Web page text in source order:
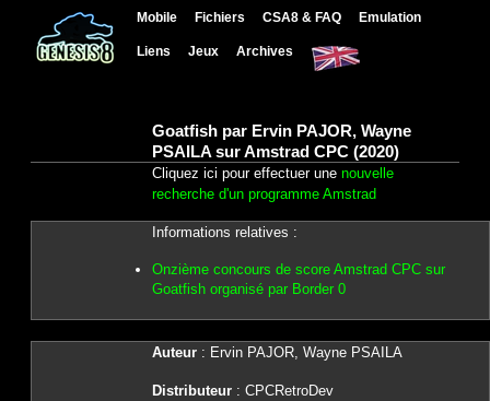
Mobile Fichiers CSA8 & FAQ Emulation
Liens Jeux Archives
Goatfish par Ervin PAJOR, Wayne
PSAILA sur Amstrad CPC (2020)
Cliquez ici pour effectuer une nouvelle
recherche d'un programme Amstrad
Informations relatives :
Onzième concours de score Amstrad CPC sur
Goatfish organisé par Border 0
Auteur: Ervin PAJOR, Wayne PSAILA
Distributeur : CPCRetroDev